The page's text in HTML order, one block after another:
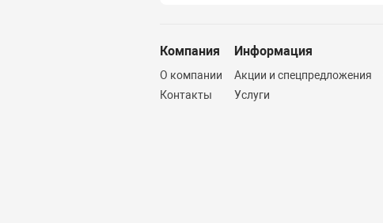
Компания
О компании
Контакты
Информация
Акции и спецпредложения
Услуги